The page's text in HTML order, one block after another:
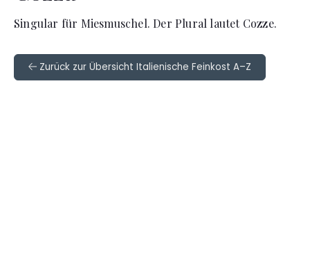
Singular für Miesmuschel. Der Plural lautet Cozze.
Zurück zur Übersicht Italienische Feinkost A–Z